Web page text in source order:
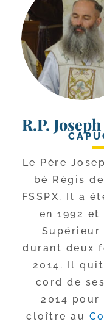
R.P.
Le Père
bé Régis
FSSPX. Il a
en 1992
Supérieur
durant deux
2014. Il
cord de
2014
cloître au